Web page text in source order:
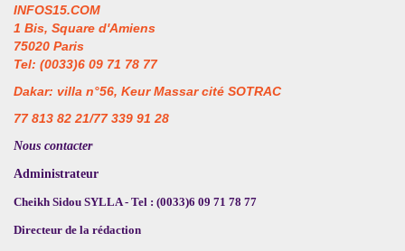
INFOS15.COM
1 Bis, Square d'Amiens
75020 Paris
Tel: (0033)6 09 71 78 77
Dakar: villa n°56, Keur Massar cité SOTRAC
77 813 82 21/77 339 91 28
Nous contacter
Administrateur
Cheikh Sidou SYLLA - Tel : (0033)6 09 71 78 77
Directeur de la rédaction